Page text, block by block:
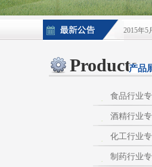
2015年5
2015年
淀粉泵|
不锈钢
热烈庆
Products产品
食品行业
酒精行业
化工行业
制药行业